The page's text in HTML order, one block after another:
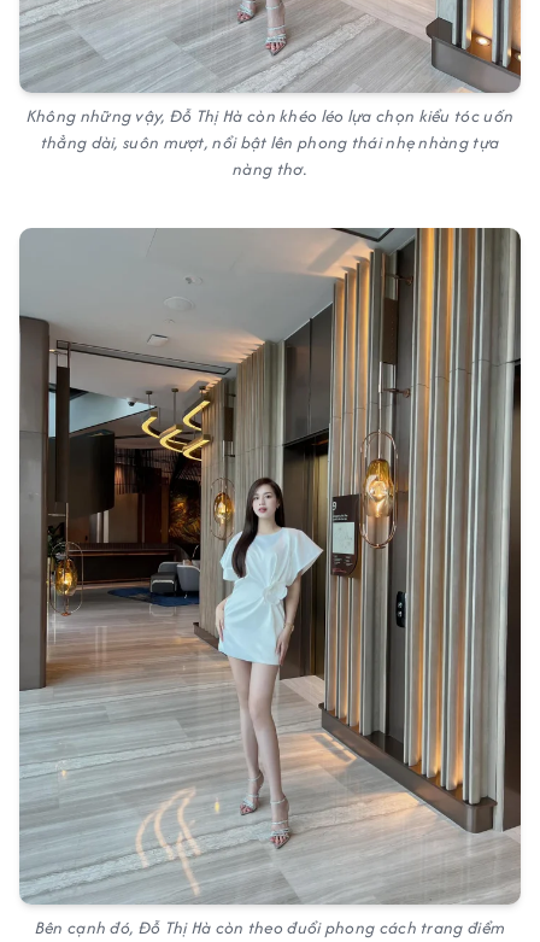
Không những vậy, Đỗ Thị Hà còn khéo léo lựa chọn kiểu tóc uốn
thẳng dài, suôn mượt, nổi bật lên phong thái nhẹ nhàng tựa
nàng thơ.
Bên cạnh đó, Đỗ Thị Hà còn theo đuổi phong cách trang điểm